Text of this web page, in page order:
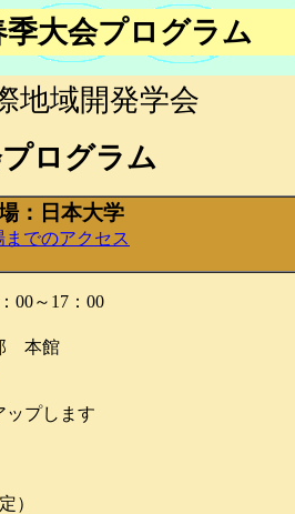
季大会プログラム
地域開発学会
ログラム
：日本大学
までのアクセス
～17：00
本館
プします
）